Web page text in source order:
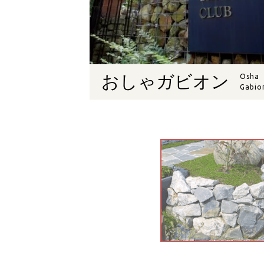
おしゃガビオン
Osha